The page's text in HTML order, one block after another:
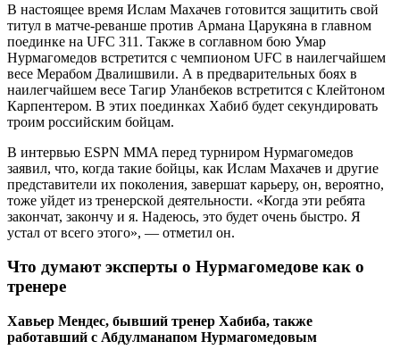
В настоящее время Ислам Махачев готовится защитить свой
титул в матче-реванше против Армана Царукяна в главном
поединке на UFC 311. Также в соглавном бою Умар
Нурмагомедов встретится с чемпионом UFC в наилегчайшем
весе Мерабом Двалишвили. А в предварительных боях в
наилегчайшем весе Тагир Уланбеков встретится с Клейтоном
Карпентером. В этих поединках Хабиб будет секундировать
троим российским бойцам.
В интервью ESPN MMA перед турниром Нурмагомедов
заявил, что, когда такие бойцы, как Ислам Махачев и другие
представители их поколения, завершат карьеру, он, вероятно,
тоже уйдет из тренерской деятельности. «Когда эти ребята
закончат, закончу и я. Надеюсь, это будет очень быстро. Я
устал от всего этого», — отметил он.
Что думают эксперты о Нурмагомедове как о
тренере
Хавьер Мендес, бывший тренер Хабиба, также
работавший с Абдулманапом Нурмагомедовым